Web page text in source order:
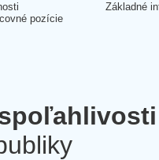
pozície
Základné